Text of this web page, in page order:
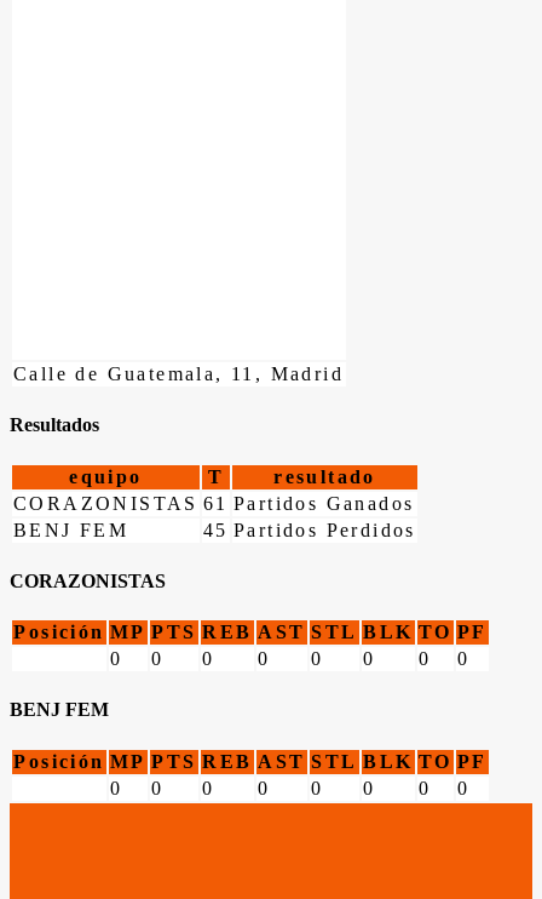
Calle de Guatemala, 11, Madrid
Resultados
equipo T
resultado
CORAZONISTAS 61 Partidos Ganados
BENJ FEM
45 Partidos Perdidos
CORAZONISTAS
Posición MP PTS REB AST STL BLK TO PF
0
0 0 0 0 0 0 0
BENJ FEM
Posición MP PTS REB AST STL BLK TO PF
0
0 0 0 0 0 0 0